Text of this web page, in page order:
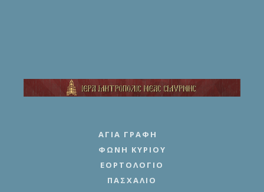
ΑΓΊΑ ΓΡΑΦΉ
ΦΩΝΉ ΚΥΡΊΟΥ
ΕΟΡΤΟΛΌΓΙΟ
ΠΑΣΧΆΛΙΟ